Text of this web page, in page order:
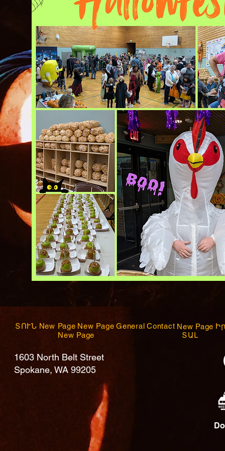
ՏՈՒՆ New Page New Page General Contact New Page
New Page
ՏԱԼ
1603 North Belt Street
Spokane, WA 99205